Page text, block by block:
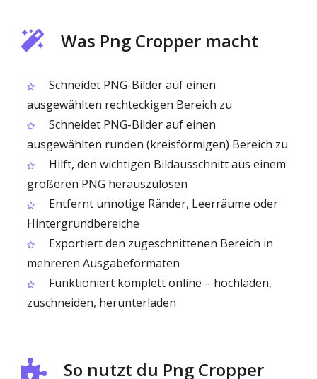
Was Png Cropper macht
Schneidet PNG-Bilder auf einen
ausgewählten rechteckigen Bereich zu
Schneidet PNG-Bilder auf einen
ausgewählten runden (kreisförmigen) Bereich zu
Hilft, den wichtigen Bildausschnitt aus einem
größeren PNG herauszulösen
Entfernt unnötige Ränder, Leerräume oder
Hintergrundbereiche
Exportiert den zugeschnittenen Bereich in
mehreren Ausgabeformaten
Funktioniert komplett online – hochladen,
zuschneiden, herunterladen
So nutzt du Png Cropper